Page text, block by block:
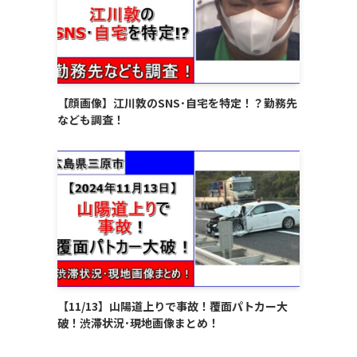
【顔画像】江川敦のSNS･自宅を特定！？勤務先
なども調査！
【11/13】山陽道上りで事故！覆面パトカー大
破！渋滞状況･現地画像まとめ！